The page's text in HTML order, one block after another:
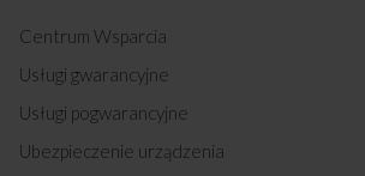
Centrum Wsparcia
Usługi gwarancyjne
Usługi pogwarancyjne
Ubezpieczenie urządzenia